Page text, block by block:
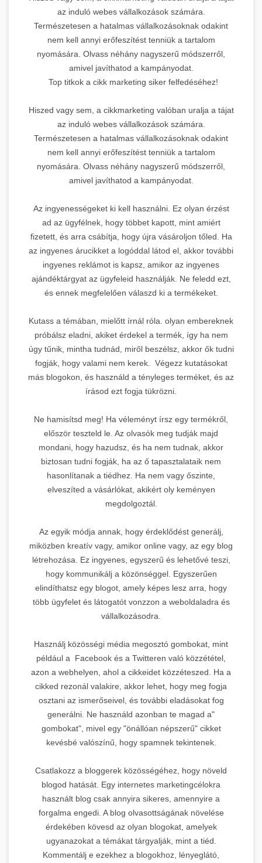
az induló webes vállalkozások számára.
Természetesen a hatalmas vállalkozásoknak odakint
nem kell annyi erőfeszítést tenniük a tartalom
nyomására. Olvass néhány nagyszerű módszerről,
amivel javíthatod a kampányodat.
Top titkok a cikk marketing siker felfedéséhez!
Hiszed vagy sem, a cikkmarketing valóban uralja a tájat
az induló webes vállalkozások számára.
Természetesen a hatalmas vállalkozásoknak odakint
nem kell annyi erőfeszítést tenniük a tartalom
nyomására. Olvass néhány nagyszerű módszerről,
amivel javíthatod a kampányodat.
Az ingyenességeket ki kell használni. Ez olyan érzést
ad az ügyfélnek, hogy többet kapott, mint amiért
fizetett, és arra csábítja, hogy újra vásároljon tőled. Ha
az ingyenes árucikket a logóddal látod el, akkor további
ingyenes reklámot is kapsz, amikor az ingyenes
ajándéktárgyat az ügyfeleid használják. Ne feledd ezt,
és ennek megfelelően válaszd ki a termékeket.
Kutass a témában, mielőtt írnál róla. olyan embereknek
próbálsz eladni, akiket érdekel a termék, így ha nem
úgy tűnik, mintha tudnád, miről beszélsz, akkor ők tudni
fogják, hogy valami nem kerek. Végezz kutatásokat
más blogokon, és használd a tényleges terméket, és az
írásod ezt fogja tükrözni.
Ne hamisítsd meg! Ha véleményt írsz egy termékről,
először teszteld le. Az olvasók meg tudják majd
mondani, hogy hazudsz, és ha nem tudnak, akkor
biztosan tudni fogják, ha az ő tapasztalataik nem
hasonlítanak a tiédhez. Ha nem vagy őszinte,
elveszíted a vásárlókat, akikért oly keményen
megdolgoztál.
Az egyik módja annak, hogy érdeklődést generálj,
miközben kreatív vagy, amikor online vagy, az egy blog
létrehozása. Ez ingyenes, egyszerű és lehetővé teszi,
hogy kommunikálj a közönséggel. Egyszerűen
elindíthatsz egy blogot, amely képes lesz arra, hogy
több ügyfelet és látogatót vonzzon a weboldaladra és
vállalkozásodra.
Használj közösségi média megosztó gombokat, mint
például a Facebook és a Twitteren való közzététel,
azon a webhelyen, ahol a cikkeidet közzéteszed. Ha a
cikked rezonál valakire, akkor lehet, hogy meg fogja
osztani az ismerőseivel, és további eladásokat fog
generálni. Ne használd azonban te magad a"
gombokat", mivel egy "önállóan népszerű" cikket
kevésbé valószínű, hogy spamnek tekintenek.
Csatlakozz a bloggerek közösségéhez, hogy növeld
blogod hatását. Egy internetes marketingcélokra
használt blog csak annyira sikeres, amennyire a
forgalma engedi. A blog olvasottságának növelése
érdekében kövesd az olyan blogokat, amelyek
ugyanazokat a témákat tárgyalják, mint a tiéd.
Kommentálj e ezekhez a blogokhoz, lényeglátó,